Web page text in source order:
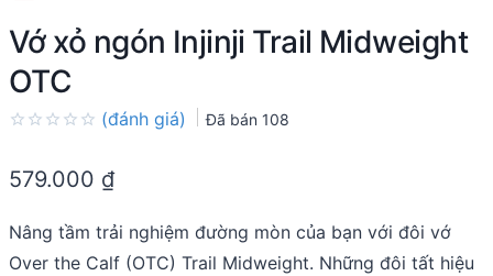
Vớ xỏ ngón Injinji Trail Midweight
OTC
out
(đánh giá) Đã bán 108
579.000 ₫
Nâng tầm trải nghiệm đường mòn của bạn với đôi vớ
Over the Calf (OTC) Trail Midweight. Những đôi tất hiệu